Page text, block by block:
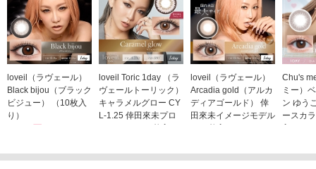
loveil（ラヴェール）
Black bijou（ブラック
ビジュー） （10枚入
り）
loveil Toric 1day （ラ
ヴェールトーリック）
キャラメルグロー CY
L-1.25 倖田來未プロ
1,760円(税込)
loveil（ラヴェール）
Arcadia gold（アルカ
ディアゴールド） 倖
田來未イメージモデル
Chu's
ミー）
ン ゆう
ースカ